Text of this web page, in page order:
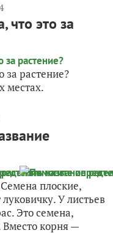
что это за
за растение?
местах.
плоские,
У листьев
Это семена,
Вместо корня —